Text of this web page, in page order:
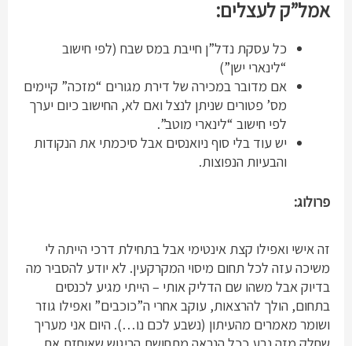
אמל”ק לעצלים:
כל עסקת נדל”ן חייבת במס שבח (לפי חישוב
“לינארי ישן”)
אם מדובר במכירה של דירת מגורים “מזכה” קיימים
מס’ פטורים שניתן לנצל ואם לא, החישוב כיום יערך
לפי חישוב “לינארי מוטב”.
יש עוד בלי סוף ניואנסים אבל סיכמתי את הנקודות
והבעיות הנפוצות.
פרולוג:
זה אישי ואפילו קצת אינטימי אבל בתחילת דרכי הייתה לי
משיכה עזה לכל תחום מיסוי המקרקעין. לא יודע להסביר מה
בדיוק אבל משהו שם הדליק אותי – הייתי מגיע לכנסים
בתחום, הולך להרצאות, עוקב אחרי ה”כוכבים” ואפילו גוזר
ושומר מאמרים מהעיתון (נשבע לכם נו…). היום אני מעריך